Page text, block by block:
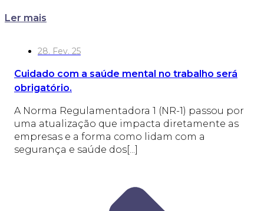
Ler mais
28. Fev. 25
Cuidado com a saúde mental no trabalho será
obrigatório.
A Norma Regulamentadora 1 (NR-1) passou por
uma atualização que impacta diretamente as
empresas e a forma como lidam com a
segurança e saúde dos[...]